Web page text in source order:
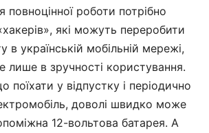
повноцінної роботи потрібно
які можуть переробити
в українській мобільній мережі,
лише в зручності користування.
поїхати у відпустку і періодично
доволі швидко може
12-вольтова батарея. А